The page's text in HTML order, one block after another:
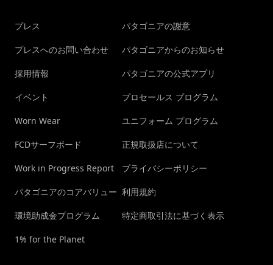
プレス
プレスへのお問い合わせ
採用情報
イベント
Worn Wear
FCDサーフボード
Work in Progress Report
パタゴニアのコアバリュー
環境助成金プログラム
1% for the Planet
パタゴニアの謝意
パタゴニアからのお知らせ
パタゴニアの公式アプリ
プロセールス プログラム
ユニフォーム プログラム
正規取扱店について
プライバシーポリシー
利用規約
特定商取引法に基づく表示